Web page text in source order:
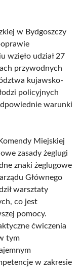
w Bydgoszczy
wzięło udział 27
przywodnych
kujawsko-
policyjnych
warunki
Miejskiej
zasady żeglugi
znaki żeglugowe
Głównego
warsztaty
co jest
pomocy.
ćwiczenia
tym
w zakresie